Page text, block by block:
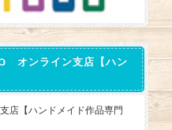
オンライン支店【ハン
店【ハンドメイド作品専門